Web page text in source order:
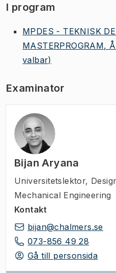
I program
MPDES - TEKNISK
MASTERPROGRAM,
valbar)
Examinator
Bijan Aryana
Universitetslektor,
Mechanical Engineering
Kontakt
bijan@chalmers.se
073-856 49 28
Gå till personsida